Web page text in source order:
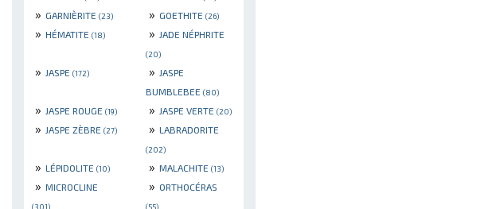
» GARNIÈRITE (23) » GOETHITE (26)
» HÉMATITE (18) » JADE NÉPHRITE
(20)
» JASPE (172) » JASPE
BUMBLEBEE (80)
» JASPE ROUGE (19) » JASPE VERTE (20)
» JASPE ZÈBRE (27) » LABRADORITE
(202)
» LÉPIDOLITE (10) » MALACHITE (13)
» MICROCLINE
(301)
» ORTHOCÉRAS
(55)